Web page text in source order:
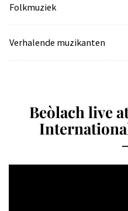
Folkmuziek
Verhalende muzikanten
Beòlach live